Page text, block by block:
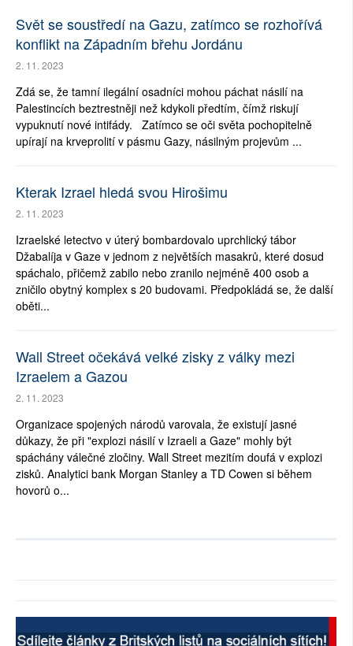
Svět se soustředí na Gazu, zatímco se rozhořívá
konflikt na Západním břehu Jordánu
2. 11. 2023
Zdá se, že tamní ilegální osadníci mohou páchat násilí na
Palestincích beztrestněji než kdykoli předtím, čímž riskují
vypuknutí nové intifády. Zatímco se oči světa pochopitelně
upírají na krveprolití v pásmu Gazy, násilným projevům ...
Kterak Izrael hledá svou Hirošimu
2. 11. 2023
Izraelské letectvo v úterý bombardovalo uprchlický tábor
Džabalíja v Gaze v jednom z největších masakrů, které dosud
spáchalo, přičemž zabilo nebo zranilo nejméně 400 osob a
zničilo obytný komplex s 20 budovami. Předpokládá se, že další
oběti...
Wall Street očekává velké zisky z války mezi
Izraelem a Gazou
2. 11. 2023
Organizace spojených národů varovala, že existují jasné
důkazy, že při "explozi násilí v Izraeli a Gaze" mohly být
spáchány válečné zločiny. Wall Street mezitím doufá v explozi
zisků. Analytici bank Morgan Stanley a TD Cowen si během
hovorů o...